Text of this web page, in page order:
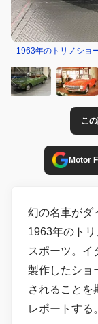
1963年のトリノショ
こ
Motor
幻の名車がダ
1963年のト
スポーツ。イ
製作したショ
されることを
レポートする。